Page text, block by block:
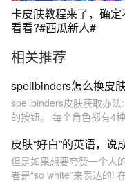
卡皮肤教程来了，确定
看看?#西瓜新人#
相关推荐
spellbinders怎么换皮
spellbinders皮肤获取办
的按钮。 每个角色都有4
皮肤“好白”的英语，说
但是如果想要夸赞一个人
者是“so white”来表达的!